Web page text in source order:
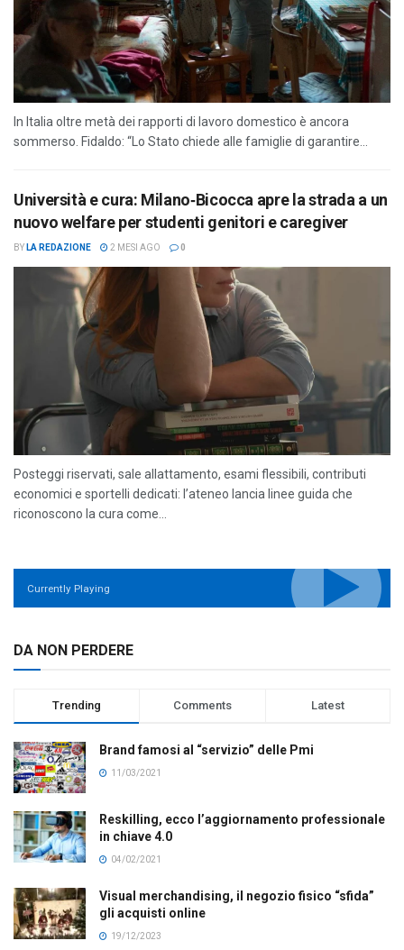
In Italia oltre metà dei rapporti di lavoro domestico è ancora
sommerso. Fidaldo: “Lo Stato chiede alle famiglie di garantire...
Università e cura: Milano‑Bicocca apre la strada a un
nuovo welfare per studenti genitori e caregiver
BY LA REDAZIONE 2 MESI AGO 0
Posteggi riservati, sale allattamento, esami flessibili, contributi
economici e sportelli dedicati: l’ateneo lancia linee guida che
riconoscono la cura come...
Currently Playing
DA NON PERDERE
Trending Comments Latest
Brand famosi al “servizio” delle Pmi
11/03/2021
Reskilling, ecco l’aggiornamento professionale
in chiave 4.0
04/02/2021
Visual merchandising, il negozio fisico “sfida”
gli acquisti online
19/12/2023